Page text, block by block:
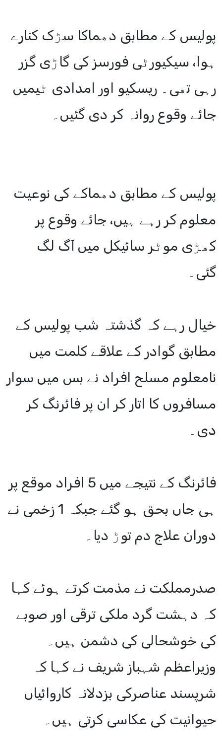
پولیس کے مطابق دھماکا سڑک کنارے
ہوا، سیکیورٹی فورسز کی گاڑی گزر
رہی تھی۔ ریسکیو اور امدادی ٹیمیں
جائے وقوع روانہ کر دی گئیں۔
پولیس کے مطابق دھماکے کی نوعیت
معلوم کر رہے ہیں، جائے وقوع پر
کھڑی موٹر سائیکل میں آگ لگ
گئی۔
خیال رہے کہ گذشتہ شب پولیس کے
مطابق گوادر کے علاقے کلمت میں
نامعلوم مسلح افراد نے بس میں سوار
مسافروں کا اتار کر ان پر فائرنگ کر
دی۔
فائرنگ کے نتیجے میں 5 افراد موقع پر
ہی جاں بحق ہو گئے جبکہ 1 زخمی نے
دوران علاج دم توڑ دیا۔
صدرمملکت نے مذمت کرتے ہوئے کہا
کہ دہشت گرد ملکی ترقی اور صوبے
کی خوشحالی کی دشمن ہیں۔
وزیراعظم شہباز شریف نے کہا کہ
شرپسند عناصرکی بزدلانہ کاروائیاں
حیوانیت کی عکاسی کرتی ہیں۔